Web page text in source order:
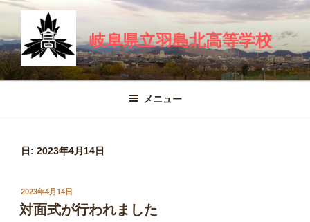
コ
テ
ン
ツ
岐阜県立羽島北高等学校
メニュー
日: 2023年4月14日
投
稿
日:
2023年4月14日
対面式が行われました